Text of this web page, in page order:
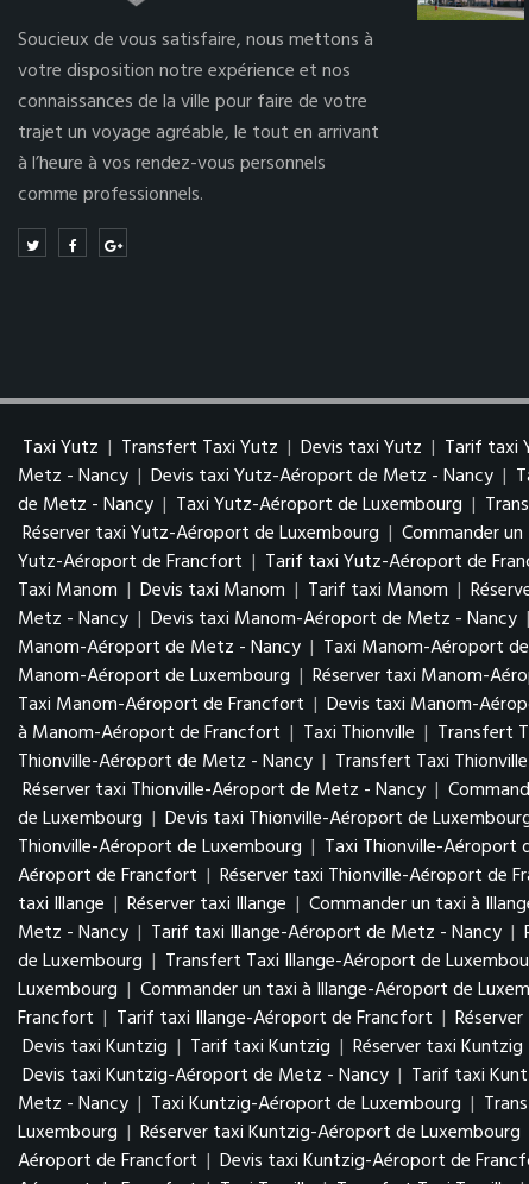
Soucieux de vous satisfaire, nous mettons à
votre disposition notre expérience et nos
connaissances de la ville pour faire de votre
trajet un voyage agréable, le tout en arrivant
à l’heure à vos rendez-vous personnels
comme professionnels.
Taxi Yutz | Transfert Taxi Yutz | Devis taxi Yutz | Tarif taxi
Metz - Nancy | Devis taxi Yutz-Aéroport de Metz - Nancy |
de Metz - Nancy | Taxi Yutz-Aéroport de Luxembourg |
Réserver taxi Yutz-Aéroport de Luxembourg | Commander
Yutz-Aéroport de Francfort | Tarif taxi Yutz-Aéroport de
Taxi Manom | Devis taxi Manom | Tarif taxi Manom |
Metz - Nancy | Devis taxi Manom-Aéroport de Metz - Nancy |
Manom-Aéroport de Metz - Nancy | Taxi Manom-Aéroport
Manom-Aéroport de Luxembourg | Réserver taxi Manom-
Taxi Manom-Aéroport de Francfort | Devis taxi Manom-
à Manom-Aéroport de Francfort | Taxi Thionville | Transfert
Thionville-Aéroport de Metz - Nancy | Transfert Taxi
Réserver taxi Thionville-Aéroport de Metz - Nancy |
de Luxembourg | Devis taxi Thionville-Aéroport de
Thionville-Aéroport de Luxembourg | Taxi Thionville-Aéroport
Aéroport de Francfort | Réserver taxi Thionville-Aéroport de
taxi Illange | Réserver taxi Illange | Commander un taxi à
Metz - Nancy | Tarif taxi Illange-Aéroport de Metz - Nancy |
de Luxembourg | Transfert Taxi Illange-Aéroport de
Luxembourg | Commander un taxi à Illange-Aéroport de
Francfort | Tarif taxi Illange-Aéroport de Francfort |
Devis taxi Kuntzig | Tarif taxi Kuntzig | Réserver taxi Kuntzig
Devis taxi Kuntzig-Aéroport de Metz - Nancy | Tarif taxi
Metz - Nancy | Taxi Kuntzig-Aéroport de Luxembourg |
Luxembourg | Réserver taxi Kuntzig-Aéroport de Luxembourg
Aéroport de Francfort | Devis taxi Kuntzig-Aéroport de